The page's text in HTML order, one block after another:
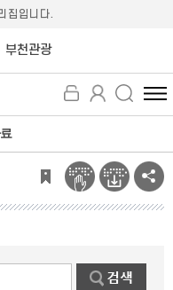
집입니다.
부천관광
전
체
뉴
보
기